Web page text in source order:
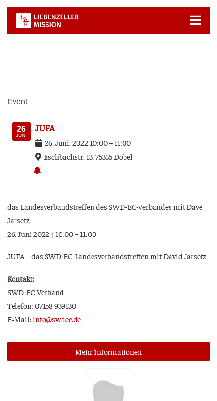
Zum
Inhalt
springen
Event
26
JUNI
JUFA
26.Juni.202210:00–11:00
Esch­bach­str. 13, 75335 Dobel
das Lan­des­ver­bands­tref­fen des SWD-EC-Ver­ban­des mit Dave
Jarsetz
26. Juni 2022 | 10:00 – 11:00
JUFA – das SWD-EC-Lan­des­ver­bands­tref­fen mit David Jarsetz
Kon­takt:
SWD-EC-Verband
Tele­fon: 07158 939130
E‑Mail: info@swdec.de
Mehr Infor­ma­tio­nen